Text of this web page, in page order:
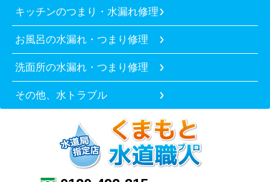
キッチンのつまり・水漏れ修理
お風呂の水漏れ・つまり修理
洗面所の水漏れ・つまり修理
その他、水トラブル